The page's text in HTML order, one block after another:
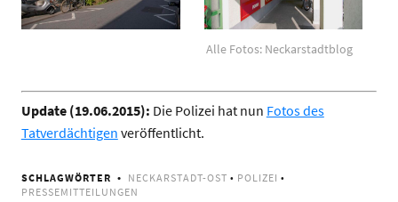
Alle Fotos: Neckarstadtblog
Update (19.06.2015): Die Polizei hat nun Fotos des
Tatverdächtigen veröffentlicht.
SCHLAGWÖRTER NECKARSTADT-OST • POLIZEI •
PRESSEMITTEILUNGEN